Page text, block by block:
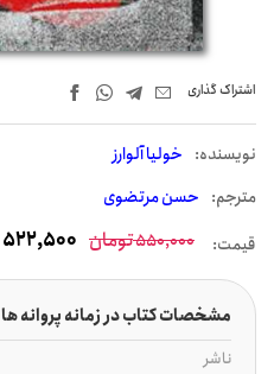
اشتراک‌ گذاری
نويسنده: خولیا آلوارز
مترجم: حسن مرتضوی
قیمت: 550,000تومان 522,500
مشخصات کتاب در زمانه پروانه ها
ناشر